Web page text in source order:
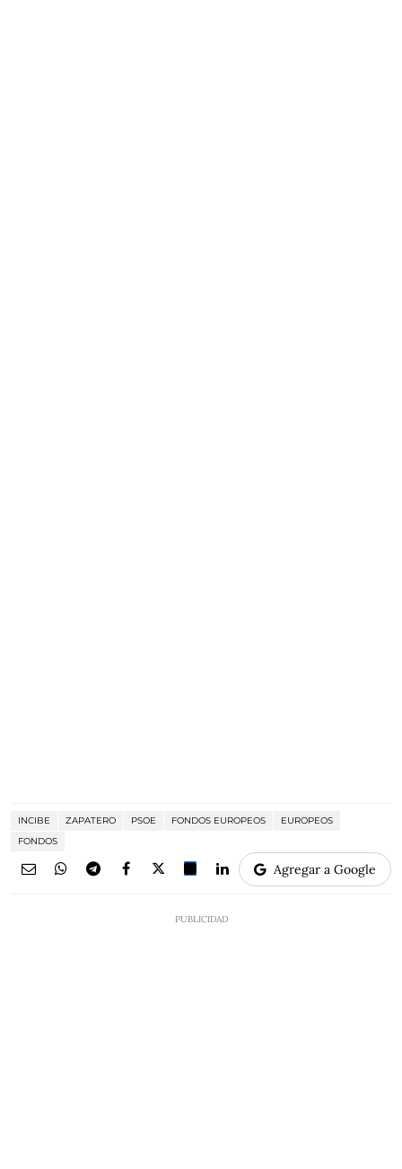
INCIBE ZAPATERO PSOE FONDOS EUROPEOS
EUROPEOS
FONDOS
Agregar a Google